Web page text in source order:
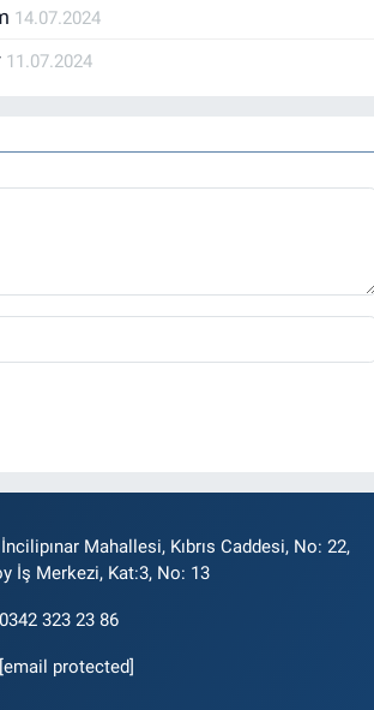
14.07.2024
11.07.2024
İncilipınar Mahallesi, Kıbrıs Caddesi, No: 22,
İş Merkezi, Kat:3, No: 13
0342 323 23 86
[email protected]